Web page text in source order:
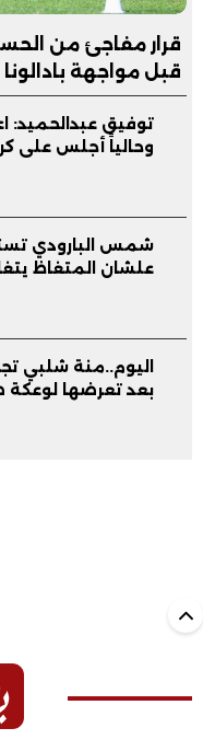
قرار مفاجئ من
قبل مواجهة بادالونا
توفيق عبدالحميد:
وحالياً أجلس على
شمس البارودي
علشان المتغاظ
اليوم..منة شلبي
بعد تعرضها